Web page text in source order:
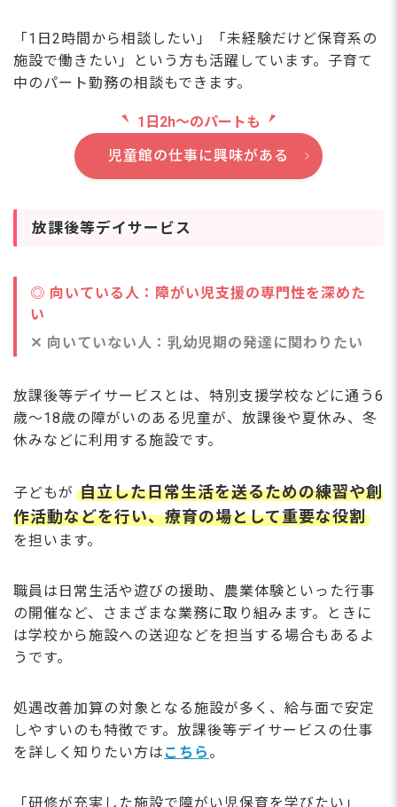
「1日2時間から相談したい」「未経験だけど保育系の
施設で働きたい」という方も活躍しています。子育て
中のパート勤務の相談もできます。
1日2h〜のパートも
児童館の仕事に興味がある
放課後等デイサービス
◎ 向いている人：障がい児支援の専門性を深めた
い
✕ 向いていない人：乳幼児期の発達に関わりたい
放課後等デイサービスとは、特別支援学校などに通う6
歳～18歳の障がいのある児童が、放課後や夏休み、冬
休みなどに利用する施設です。
子どもが 自立した日常生活を送るための練習や創
作活動などを行い、療育の場として重要な役割
を担います。
職員は日常生活や遊びの援助、農業体験といった行事
の開催など、さまざまな業務に取り組みます。ときに
は学校から施設への送迎などを担当する場合もあるよ
うです。
処遇改善加算の対象となる施設が多く、給与面で安定
しやすいのも特徴です。放課後等デイサービスの仕事
を詳しく知りたい方は こちら 。
「研修が充実した施設で障がい児保育を学びたい」